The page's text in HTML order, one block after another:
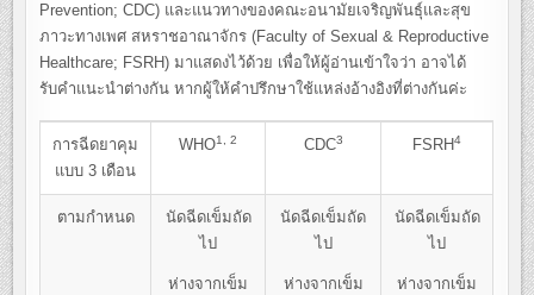
Prevention; CDC) และแนวทางของคณะอนามัยเจริญพันธุ์และสุข
ภาวะทางเพศ สหราชอาณาจักร (Faculty of Sexual & Reproductive
Healthcare; FSRH) มาแสดงไว้ด้วย เพื่อให้ผู้อ่านเข้าใจว่า อาจได้
รับคำแนะนำต่างกัน หากผู้ให้คำปรึกษาใช้แหล่งอ้างอิงที่ต่างกันค่ะ
การฉีดยาคุม
แบบ 3 เดือน
WHO1, 2 CDC3 FSRH4
ตามกำหนด
นัดฉีดเข็มถัด
ไป
ห่างจากเข็ม
นัดฉีดเข็มถัด
ไป
ห่างจากเข็ม
นัดฉีดเข็มถัด
ไป
ห่างจากเข็ม